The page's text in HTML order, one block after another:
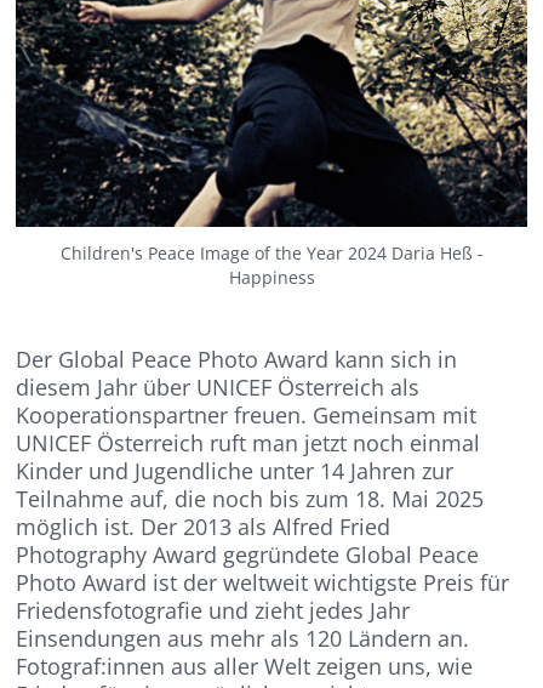
Children's Peace Image of the Year 2024 Daria Heß -
Happiness
Der Global Peace Photo Award kann sich in
diesem Jahr über UNICEF Österreich als
Kooperationspartner freuen. Gemeinsam mit
UNICEF Österreich ruft man jetzt noch einmal
Kinder und Jugendliche unter 14 Jahren zur
Teilnahme auf, die noch bis zum 18. Mai 2025
möglich ist. Der 2013 als Alfred Fried
Photography Award gegründete Global Peace
Photo Award ist der weltweit wichtigste Preis für
Friedensfotografie und zieht jedes Jahr
Einsendungen aus mehr als 120 Ländern an.
Fotograf:innen aus aller Welt zeigen uns, wie